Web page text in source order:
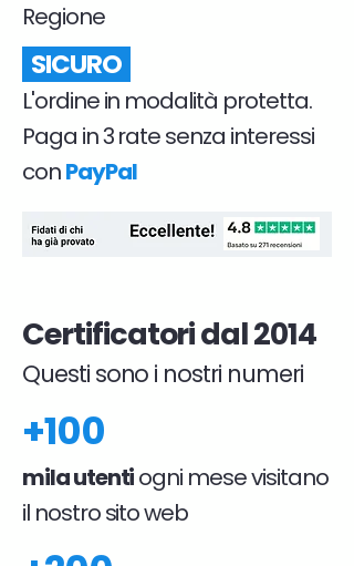
Regione
SICURO
L'ordine in modalità protetta.
Paga in 3 rate senza interessi
conPayPal
Certificatori dal 2014
Questi sono i nostri numeri
+100
mila utentiogni mese visitano
il nostro sito web